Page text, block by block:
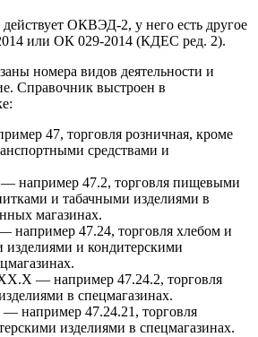
ОКВЭД-2, у него есть другое
или ОК 029-2014 (КДЕС ред. 2).
номера видов деятельности и
Справочник выстроен в
47, торговля розничная, кроме
средствами и
например 47.2, торговля пищевыми
и табачными изделиями в
магазинах.
47.24, торговля хлебом и
изделиями и кондитерскими
— например 47.24.2, торговля
в спецмагазинах.
например 47.24.21, торговля
изделиями в спецмагазинах.